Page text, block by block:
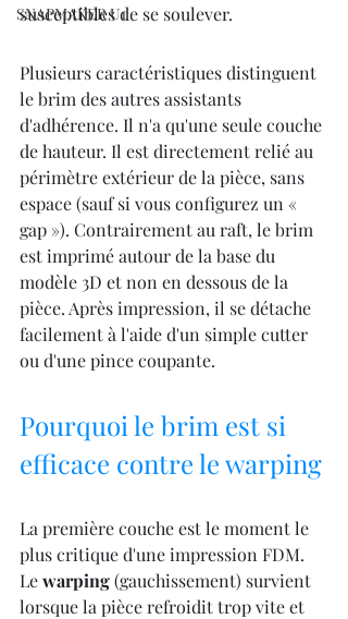
SNAPMAKER U1
susceptibles de se soulever.
Plusieurs caractéristiques distinguent
le brim des autres assistants
d'adhérence. Il n'a qu'une seule couche
de hauteur. Il est directement relié au
périmètre extérieur de la pièce, sans
espace (sauf si vous configurez un «
gap »). Contrairement au raft, le brim
est imprimé autour de la base du
modèle 3D et non en dessous de la
pièce. Après impression, il se détache
facilement à l'aide d'un simple cutter
ou d'une pince coupante.
Pourquoi le brim est si
efficace contre le warping
La première couche est le moment le
plus critique d'une impression FDM.
Le warping (gauchissement) survient
lorsque la pièce refroidit trop vite et